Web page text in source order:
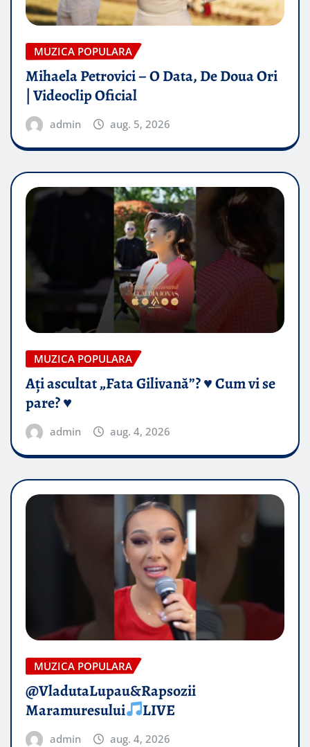
MUZICA POPULARA
Mihaela Petrovici – O Data, De Doua Ori
| Videoclip Oficial
admin aug. 5, 2026
MUZICA POPULARA
Ați ascultat „Fata Gilivană”? ♥️ Cum vi se
pare? ♥️
admin aug. 4, 2026
MUZICA POPULARA
@VladutaLupau&Rapsozii
Maramuresului
LIVE
admin aug. 4, 2026